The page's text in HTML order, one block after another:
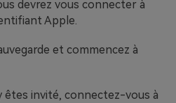
devrez vous connecter à
Apple.
et commencez à
êtes invité, connectez-vous à